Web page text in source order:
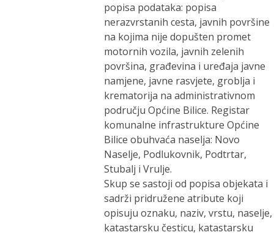
popisa podataka: popisa
nerazvrstanih cesta, javnih površine
na kojima nije dopušten promet
motornih vozila, javnih zelenih
površina, građevina i uređaja javne
namjene, javne rasvjete, groblja i
krematorija na administrativnom
području Općine Bilice. Registar
komunalne infrastrukture Općine
Bilice obuhvaća naselja: Novo
Naselje, Podlukovnik, Podtrtar,
Stubalj i Vrulje.
Skup se sastoji od popisa objekata i
sadrži pridružene atribute koji
opisuju oznaku, naziv, vrstu, naselje,
katastarsku česticu, katastarsku